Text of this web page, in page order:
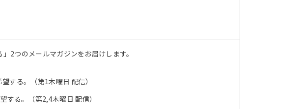
2つのメールマガジンをお届けします。
する。（第1木曜日 配信）
する。（第2,4木曜日 配信）